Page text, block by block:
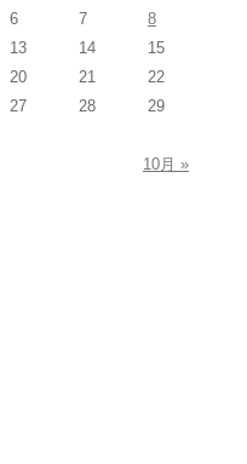
6 7
8
13 14
15
20 21
22
27 28
29
10月 »